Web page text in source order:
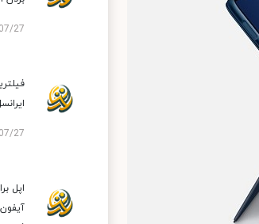
27
27
اپل